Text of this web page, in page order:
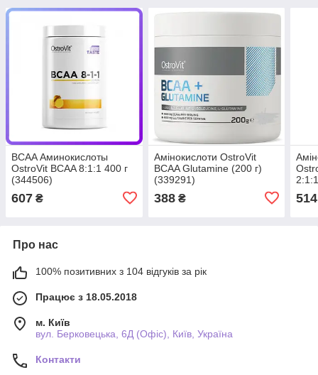
BCAA Аминокислоты
OstroVit BCAA 8:1:1 400 г
(344506)
607 ₴
Амінокислоти OstroVit
BCAA Glutamine (200 г)
(339291)
388₴ 514
Про нас
100% позитивних з 104 відгуків за рік
Працює з 18.05.2018
м. Київ
вул. Берковецька, 6Д (Офіс), Київ, Україна
Контакти